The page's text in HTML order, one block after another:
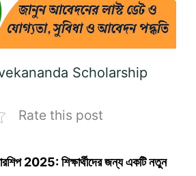
Scholarship
Rate this post
2025: শিক্ষার্থীদের জন্য একটি নতুন